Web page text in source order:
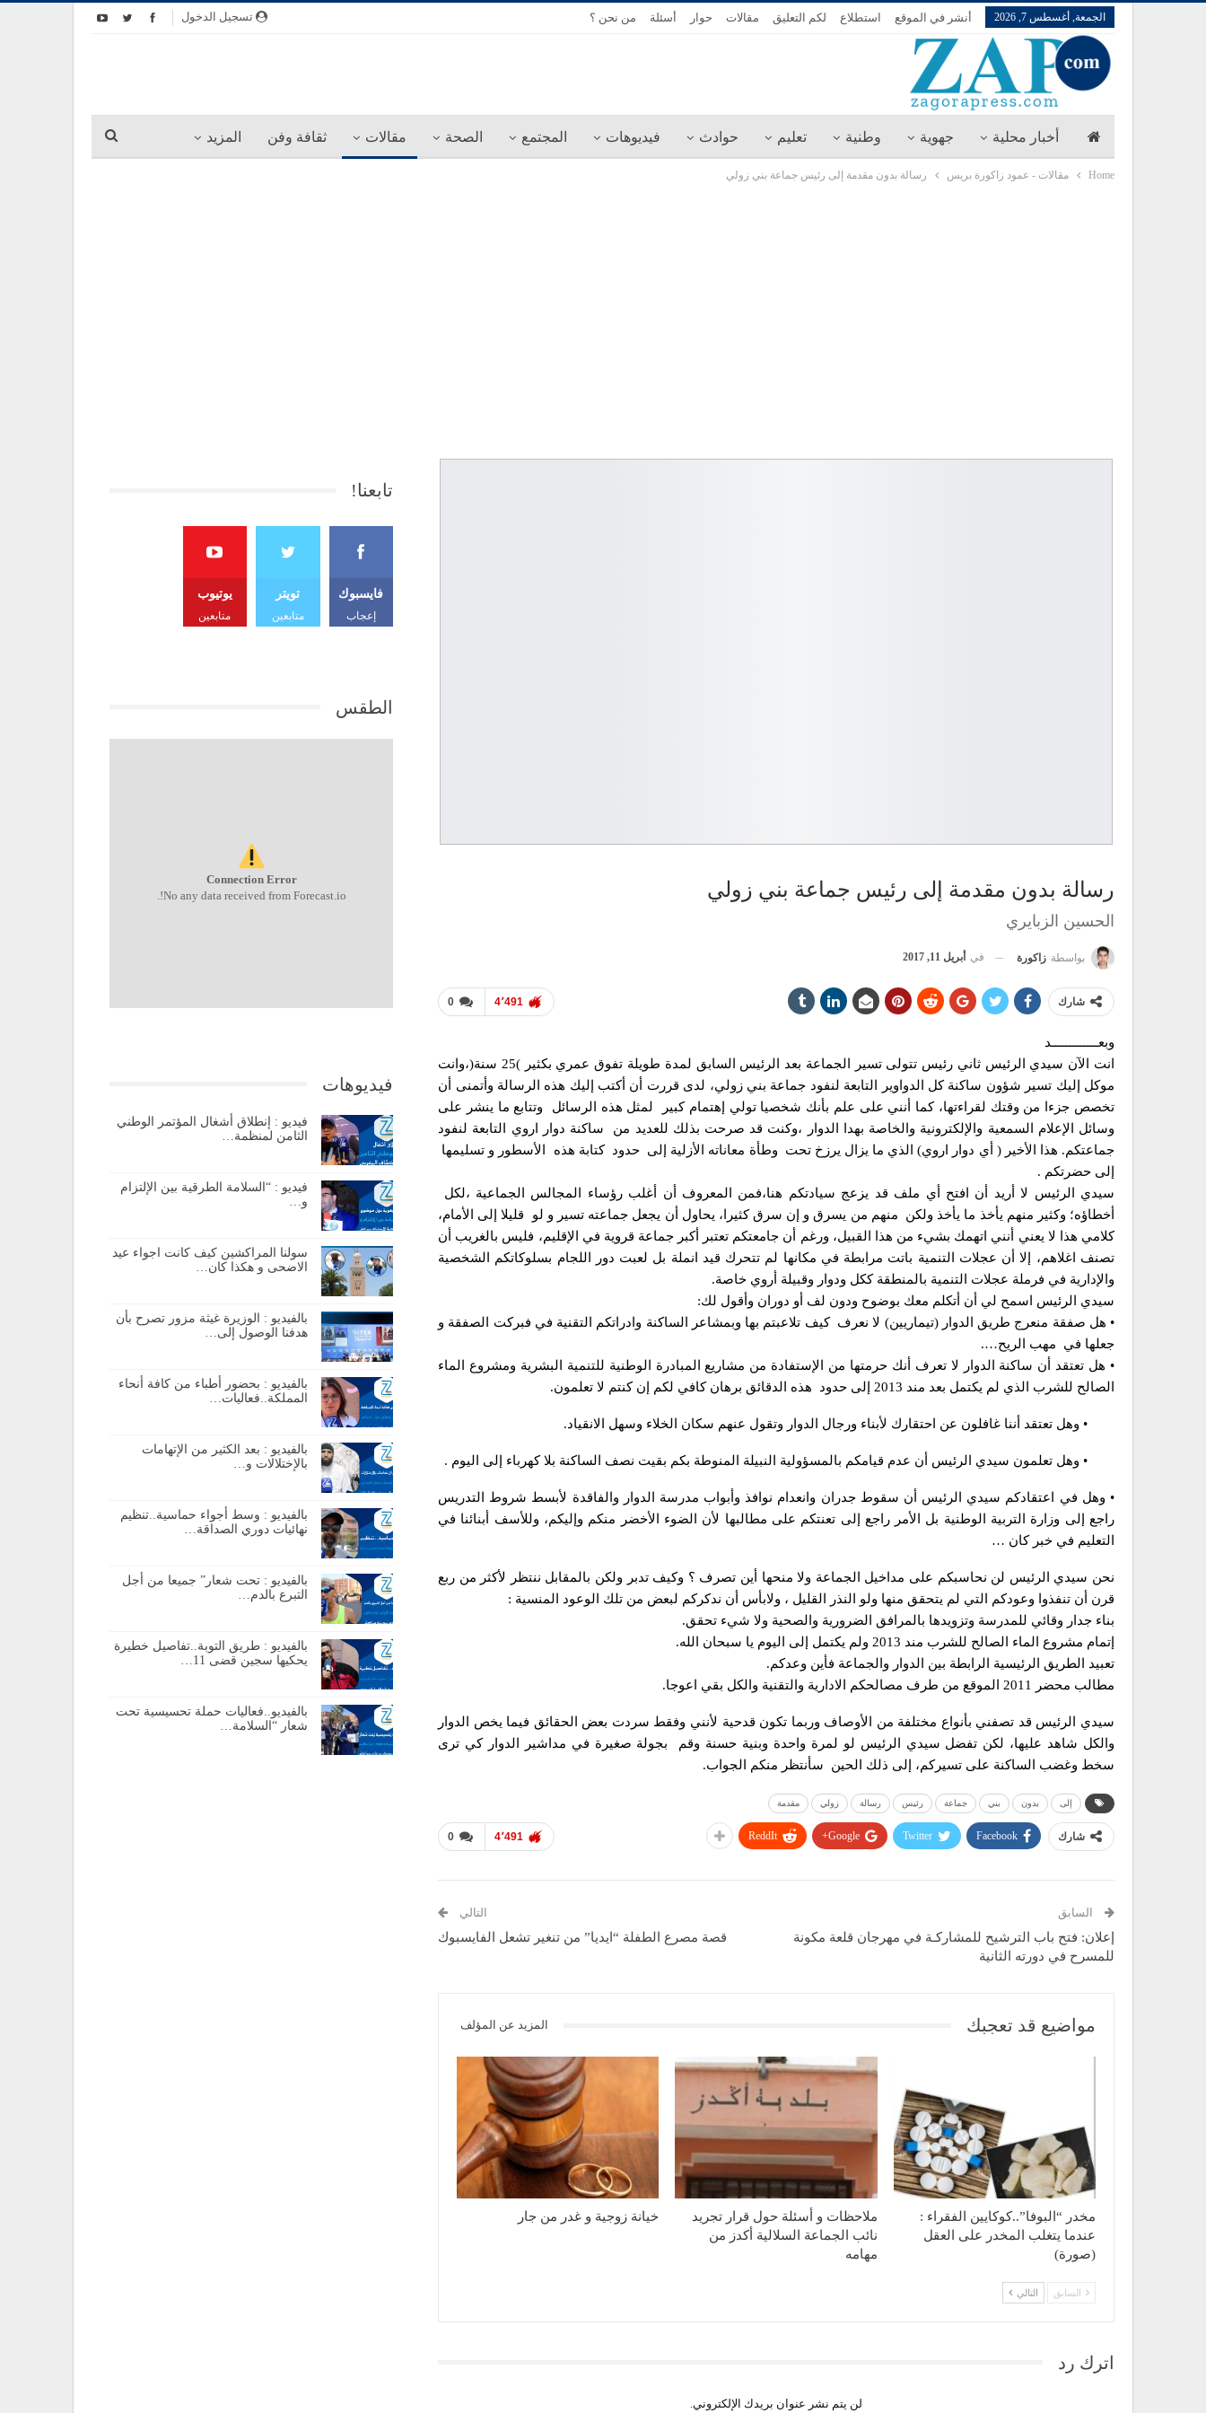
تسجيل الدخول الجمعة, أغسطس 7, 2026 أنشر في الموقع استطلاع لكم التعليق مقالات حوار أسئلة من نحن ؟
أخبار محلية جهوية وطنية تعليم حوادث فيديوهات المجتمع الصحة مقالات ثقافة وفن المزيد
Home مقالات - عمود زاكورة بريس رسالة بدون مقدمة إلى رئيس جماعة بني زولي
رسالة بدون مقدمة إلى رئيس جماعة بني زولي
الحسين الزبايري
بواسطة زاكورة في أبريل 11, 2017
0 4٬491 شارك
وبعـــــــــــــد
انت الآن سيدي الرئيس ثاني رئيس تتولى تسير الجماعة بعد الرئيس السابق لمدة طويلة تفوق عمري بكثير )25 سنة(،وانت
موكل إليك تسير شؤون ساكنة كل الدواوير التابعة لنفود جماعة بني زولي، لدى قررت أن أكتب إليك هذه الرسالة وأتمنى أن
تخصص جزءا من وقتك لقراءتها، كما أنني على علم بأنك شخصيا تولي إهتمام كبير لمثل هذه الرسائل وتتابع ما ينشر على
وسائل الإعلام السمعية والإلكترونية والخاصة بهدا الدوار ،وكنت قد صرحت بذلك للعديد من ساكنة دوار اروي التابعة لنفود
جماعتكم. هذا الأخير ( أي دوار اروي) الذي ما يزال يرزخ تحت وطأة معاناته الأزلية إلى حدود كتابة هذه الأسطور و تسليمها
إلى حضرتكم .
سيدي الرئيس لا أريد أن افتح أي ملف قد يزعج سيادتكم هنا،فمن المعروف أن أغلب رؤساء المجالس الجماعية ،لكل
أخطاؤه؛ وكثير منهم يأخذ ما يأخذ ولكن منهم من يسرق و إن سرق كثيرا، يحاول أن يجعل جماعته تسير و لو قليلا إلى الأمام،
كلامي هذا لا يعني أنني اتهمك بشيء من هذا القبيل، ورغم أن جامعتكم تعتبر أكبر جماعة قروية في الإقليم، فليس بالغريب أن
تصنف اغلاهم، إلا أن عجلات التنمية باتت مرابطة في مكانها لم تتحرك قيد انملة بل لعبت دور اللجام بسلوكاتكم الشخصية
والإدارية في فرملة عجلات التنمية بالمنطقة ككل ودوار وقبيلة أروي خاصة.
سيدي الرئيس اسمح لي أن أتكلم معك بوضوح ودون لف أو دوران وأقول لك:
• هل صفقة منعرج طريق الدوار (تيماريين) لا نعرف كيف تلاعبتم بها وبمشاعر الساكنة وادراتكم التقنية في فبركت الصفقة و
جعلها في مهب الريح….
• هل تعتقد أن ساكنة الدوار لا تعرف أنك حرمتها من الإستفادة من مشاريع المبادرة الوطنية للتنمية البشرية ومشروع الماء
الصالح للشرب الذي لم يكتمل بعد مند 2013 إلى حدود هذه الدقائق برهان كافي لكم إن كنتم لا تعلمون.
• وهل تعتقد أننا غافلون عن احتقارك لأبناء ورجال الدوار وتقول عنهم سكان الخلاء وسهل الانقياد.
• وهل تعلمون سيدي الرئيس أن عدم قيامكم بالمسؤولية النبيلة المنوطة بكم بقيت نصف الساكنة بلا كهرباء إلى اليوم .
• وهل في اعتقادكم سيدي الرئيس أن سقوط جدران وانعدام نوافذ وأبواب مدرسة الدوار والفاقدة لأبسط شروط التدريس
راجع إلى وزارة التربية الوطنية بل الأمر راجع إلى تعنتكم على مطالبها لأن الضوء الأخضر منكم وإليكم، وللأسف أبنائنا في
التعليم في خبر كان …
نحن سيدي الرئيس لن نحاسبكم على مداخيل الجماعة ولا منحها أين تصرف ؟ وكيف تدبر ولكن بالمقابل ننتظر لأكثر من ربع
قرن أن تنفذوا وعودكم التي لم يتحقق منها ولو النذر القليل ، ولابأس أن ندكركم لبعض من تلك الوعود المنسية :
بناء جدار وقائي للمدرسة وتزويدها بالمرافق الضرورية والصحية ولا شيء تحقق.
إتمام مشروع الماء الصالح للشرب مند 2013 ولم يكتمل إلى اليوم يا سبحان الله.
تعبيد الطريق الرئيسية الرابطة بين الدوار والجماعة فأين وعدكم.
مطالب محضر 2011 الموقع من طرف مصالحكم الادارية والتقنية والكل بقي اعوجا.
سيدي الرئيس قد تصفني بأنواع مختلفة من الأوصاف وربما تكون قدحية لأنني وفقط سردت بعض الحقائق فيما يخص الدوار
والكل شاهد عليها، لكن تفضل سيدي الرئيس لو لمرة واحدة وبنية حسنة وقم بجولة صغيرة في مداشير الدوار كي ترى
سخط وغضب الساكنة على تسيركم، إلى ذلك الحين سأنتظر منكم الجواب.
إلى بدون بني جماعة رئيس رسالة زولي مقدمة
0 4٬491 شارك Facebook
Twitter
Google+
ReddIt
السابق
إعلان: فتح باب الترشيح للمشاركـة في مهرجان قلعة مكونة
للمسرح في دورته الثانية
التالي
قصة مصرع الطفلة “ايديا” من تنغير تشعل الفايسبوك
مواضيع قد تعجبك المزيد عن المؤلف
مخدر “البوفا”..كوكايين الفقراء :
عندما يتغلب المخدر على العقل
(صورة)
ملاحظات و أسئلة حول قرار تجريد
نائب الجماعة السلالية أكدز من
مهامه
خيانة زوجية و غدر من جار
السابق التالي
اترك رد
لن يتم نشر عنوان بريدك الإلكتروني.
تابعنا!
فايسبوك
إعجاب
تويتر
متابعين
يوتيوب
متابعين
الطقس
Connection Error
No any data received from Forecast.io!.
فيديوهات
فيديو : إنطلاق أشغال المؤتمر الوطني
الثامن لمنظمة…
فيديو : “السلامة الطرقية بين الإلتزام
و…
سولنا المراكشين كيف كانت اجواء عيد
الاضحى و هكذا كان…
بالفيديو : الوزيرة غيثة مزور تصرح بأن
هدفنا الوصول إلى…
بالفيديو : بحضور أطباء من كافة أنحاء
المملكة..فعاليات…
بالفيديو : بعد الكثير من الإتهامات
بالإختلالات و…
بالفيديو : وسط أجواء حماسية..تنظيم
نهائيات دوري الصداقة…
بالفيديو : تحت شعار” جميعا من أجل
التبرع بالدم…
بالفيديو : طريق التوبة..تفاصيل خطيرة
يحكيها سجين قضى 11…
بالفيديو..فعاليات حملة تحسيسية تحت
شعار “السلامة…